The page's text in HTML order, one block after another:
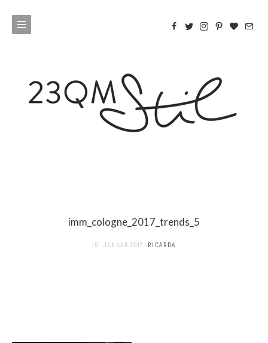
imm_cologne_2017_trends_5
19. JANUAR 2017 RICARDA